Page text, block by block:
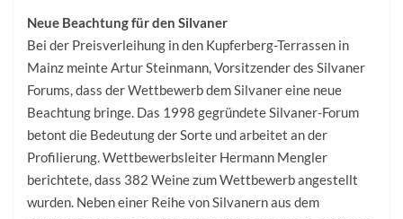
Neue Beachtung für den Silvaner
Bei der Preisverleihung in den Kupferberg-Terrassen in
Mainz meinte Artur Steinmann, Vorsitzender des Silvaner
Forums, dass der Wettbewerb dem Silvaner eine neue
Beachtung bringe. Das 1998 gegründete Silvaner-Forum
betont die Bedeutung der Sorte und arbeitet an der
Profilierung. Wettbewerbsleiter Hermann Mengler
berichtete, dass 382 Weine zum Wettbewerb angestellt
wurden. Neben einer Reihe von Silvanern aus dem